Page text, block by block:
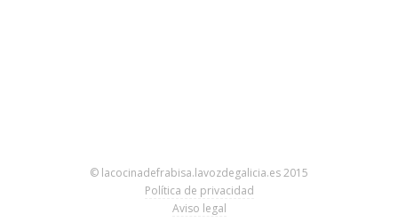
© lacocinadefrabisa.lavozdegalicia.es 2015
Política de privacidad
Aviso legal